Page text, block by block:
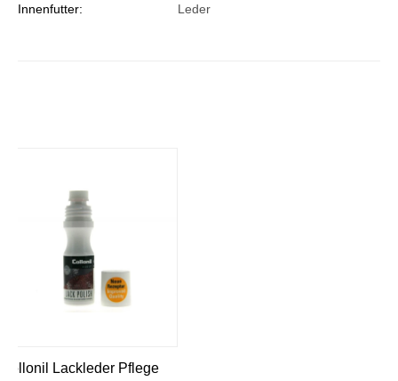
Innenfutter: Leder
Collonil Lackleder Pflege